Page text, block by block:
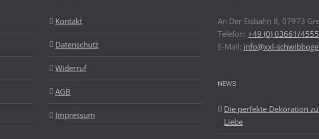
Kontakt
Datenschutz
Widerruf
AGB
Impressum
An Der Eisbahn 8, 07973
Telefon: +49 (0) 03661/
E-Mail: info@xxl-
NEWS
Die perfekte Dekoration
Liebe